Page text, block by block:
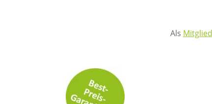
Als Mitglied